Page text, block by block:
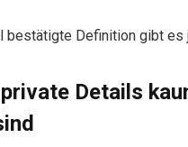
bestätigte Definition gibt es
Details